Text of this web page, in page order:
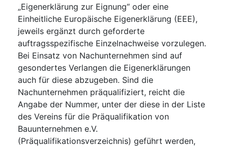
„Eigenerklärung zur Eignung“ oder eine
Einheitliche Europäische Eigenerklärung (EEE),
jeweils ergänzt durch geforderte
auftragsspezifische Einzelnachweise vorzulegen.
Bei Einsatz von Nachunternehmen sind auf
gesondertes Verlangen die Eigenerklärungen
auch für diese abzugeben. Sind die
Nachunternehmen präqualifiziert, reicht die
Angabe der Nummer, unter der diese in der Liste
des Vereins für die Präqualifikation von
Bauunternehmen e.V.
(Präqualifikationsverzeichnis) geführt werden,